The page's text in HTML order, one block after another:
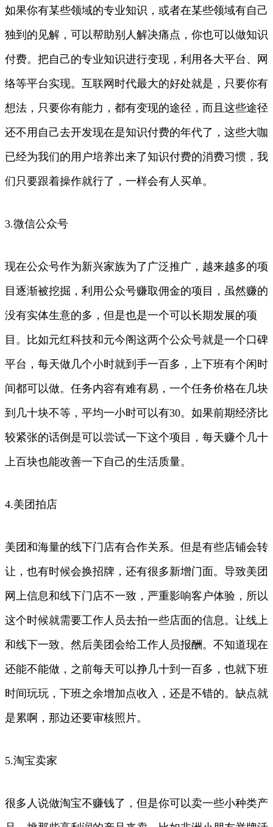
如果你有某些领域的专业知识，或者在某些领域有自己
独到的见解，可以帮助别人解决痛点，你也可以做知识
付费。把自己的专业知识进行变现，利用各大平台、网
络等平台实现。互联网时代最大的好处就是，只要你有
想法，只要你有能力，都有变现的途径，而且这些途径
还不用自己去开发现在是知识付费的年代了，这些大咖
已经为我们的用户培养出来了知识付费的消费习惯，我
们只要跟着操作就行了，一样会有人买单。
3.微信公众号
现在公众号作为新兴家族为了广泛推广，越来越多的项
目逐渐被挖掘，利用公众号赚取佣金的项目，虽然赚的
没有实体生意的多，但是也是一个可以长期发展的项
目。比如元红科技和元今阁这两个公众号就是一个口碑
平台，每天做几个小时就到手一百多，上下班有个闲时
间都可以做。任务内容有难有易，一个任务价格在几块
到几十块不等，平均一小时可以有30。如果前期经济比
较紧张的话倒是可以尝试一下这个项目，每天赚个几十
上百块也能改善一下自己的生活质量。
4.美团拍店
美团和海量的线下门店有合作关系。但是有些店铺会转
让，也有时候会换招牌，还有很多新增门面。导致美团
网上信息和线下门店不一致，严重影响客户体验，所以
这个时候就需要工作人员去拍一些店面的信息。让线上
和线下一致。然后美团会给工作人员报酬。不知道现在
还能不能做，之前每天可以挣几十到一百多，也就下班
时间玩玩，下班之余增加点收入，还是不错的。缺点就
是累啊，那边还要审核照片。
5.淘宝卖家
很多人说做淘宝不赚钱了，但是你可以卖一些小种类产